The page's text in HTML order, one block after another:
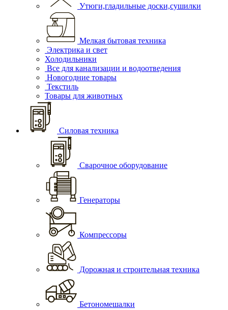
Утюги,гладильные доски,сушилки
Мелкая бытовая техника
Электрика и свет
Холодильники
Все для канализации и водоотведения
Новогодние товары
Текстиль
Товары для животных
Силовая техника
Сварочное оборудование
Генераторы
Компрессоры
Дорожная и строительная техника
Бетономешалки